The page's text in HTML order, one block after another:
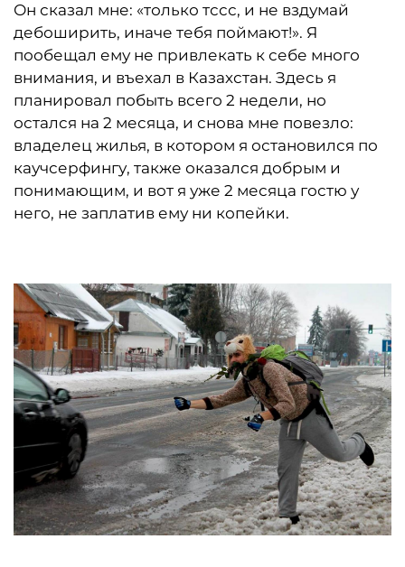
Он сказал мне: «только тссс, и не вздумай
дебоширить, иначе тебя поймают!». Я
пообещал ему не привлекать к себе много
внимания, и въехал в Казахстан. Здесь я
планировал побыть всего 2 недели, но
остался на 2 месяца, и снова мне повезло:
владелец жилья, в котором я остановился по
каучсерфингу, также оказался добрым и
понимающим, и вот я уже 2 месяца гостю у
него, не заплатив ему ни копейки.